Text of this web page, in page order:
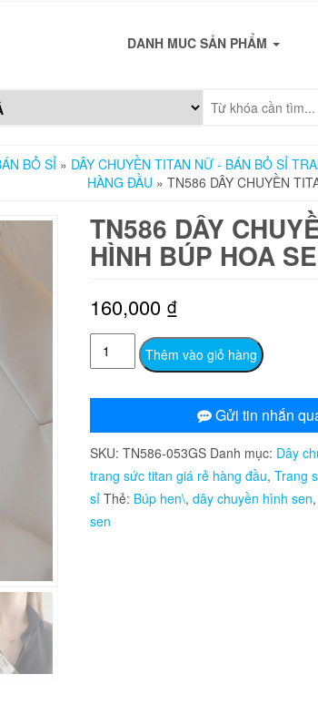
DANH MUC SẢN PHẨM
BỎ SỈ » DÂY CHUYỀN TITAN NỮ - BÁN BỎ SỈ
HÀNG ĐẦU » TN586 DÂY CHUYỀN
TN586 DÂY
HÌNH BÚP HOA
160,000 ₫
TN586
Dây
hình
búp
hoa
sen
số
Thêm vào giỏ hàng
Gửi tin nhắn
SKU: TN586-053GS Danh mục: Dây
trang sức titan giá rẻ hàng đầu, Trang
sỉ Thẻ: Búp hen\, dây chuyền hình sen,
sen